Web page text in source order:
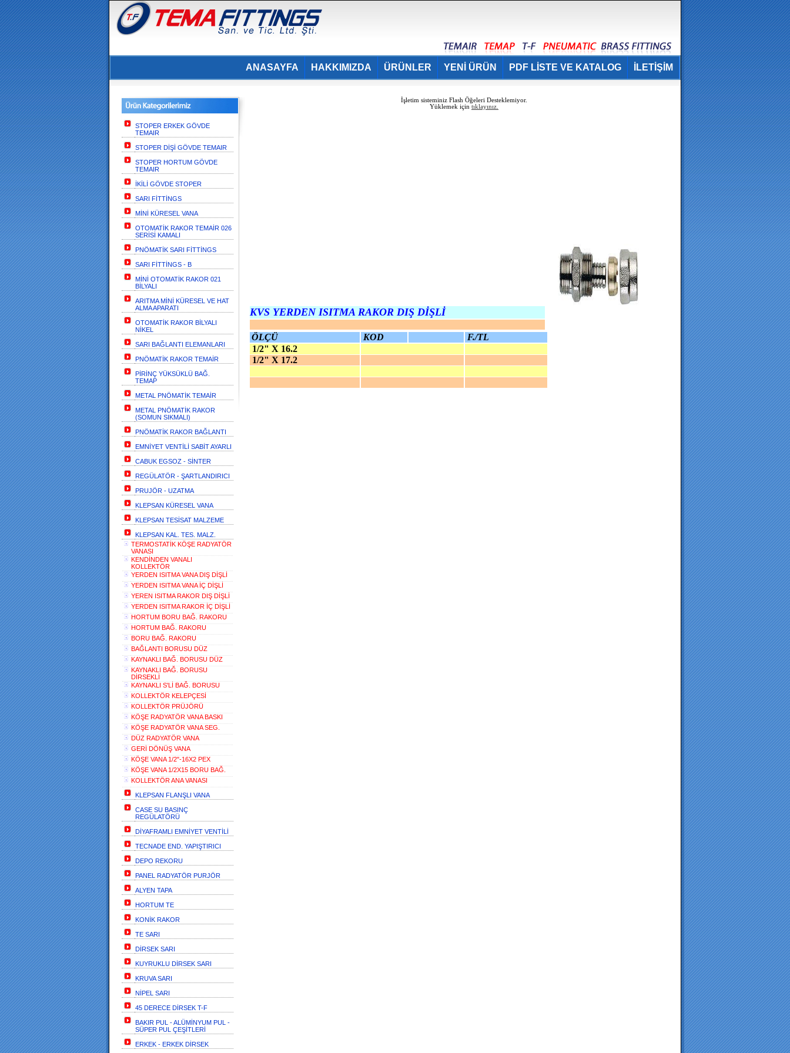
İLETİŞİM
PDF LİSTE VE KATALOG
YENİ ÜRÜN
ÜRÜNLER
HAKKIMIZDA
ANASAYFA
STOPER ERKEK GÖVDE
TEMAIR
STOPER DİŞİ GÖVDE TEMAIR
STOPER HORTUM GÖVDE
TEMAIR
İKİLİ GÖVDE STOPER
SARI FİTTİNGS
MİNİ KÜRESEL VANA
OTOMATİK RAKOR TEMAİR 026
SERİSİ KAMALI
PNÖMATİK SARI FİTTİNGS
SARI FİTTİNGS - B
MİNİ OTOMATİK RAKOR 021
BİLYALI
ARITMA MİNİ KÜRESEL VE HAT
ALMA APARATI
OTOMATİK RAKOR BİLYALI
NİKEL
SARI BAĞLANTI ELEMANLARI
PNÖMATİK RAKOR TEMAİR
PİRİNÇ YÜKSÜKLÜ BAĞ.
TEMAP
METAL PNÖMATİK TEMAİR
METAL PNÖMATİK RAKOR
(SOMUN SIKMALI)
PNÖMATİK RAKOR BAĞLANTI
EMNİYET VENTİLİ SABİT AYARLI
CABUK EGSOZ - SİNTER
REGÜLATÖR - ŞARTLANDIRICI
PRUJÖR - UZATMA
KLEPSAN KÜRESEL VANA
KLEPSAN TESİSAT MALZEME
KLEPSAN KAL. TES. MALZ.
TERMOSTATİK KÖŞE RADYATÖR
VANASI
KENDİNDEN VANALI
KOLLEKTÖR
YERDEN ISITMA VANA DIŞ DİŞLİ
YERDEN ISITMA VANA İÇ DİŞLİ
YEREN ISITMA RAKOR DIŞ DİŞLİ
YERDEN ISITMA RAKOR İÇ DİŞLİ
HORTUM BORU BAĞ. RAKORU
HORTUM BAĞ. RAKORU
BORU BAĞ. RAKORU
BAĞLANTI BORUSU DÜZ
KAYNAKLI BAĞ. BORUSU DÜZ
KAYNAKLI BAĞ. BORUSU
DİRSEKLİ
KAYNAKLI S'Lİ BAĞ. BORUSU
KOLLEKTÖR KELEPÇESİ
KOLLEKTÖR PRÜJÖRÜ
KÖŞE RADYATÖR VANA BASKI
KÖŞE RADYATÖR VANA SEG.
DÜZ RADYATÖR VANA
GERİ DÖNÜŞ VANA
KÖŞE VANA 1/2"-16X2 PEX
KÖŞE VANA 1/2X15 BORU BAĞ.
KOLLEKTÖR ANA VANASI
KLEPSAN FLANŞLI VANA
CASE SU BASINÇ
REGÜLATÖRÜ
DİYAFRAMLI EMNİYET VENTİLİ
TECNADE END. YAPIŞTIRICI
DEPO REKORU
PANEL RADYATÖR PURJÖR
ALYEN TAPA
HORTUM TE
KONİK RAKOR
TE SARI
DİRSEK SARI
KUYRUKLU DİRSEK SARI
KRUVA SARI
NİPEL SARI
45 DERECE DİRSEK T-F
BAKIR PUL - ALÜMİNYUM PUL -
SÜPER PUL ÇEŞİTLERİ
ERKEK - ERKEK DİRSEK
İşletim sisteminiz Flash Öğeleri Desteklemiyor.
Yüklemek için tıklayınız.
KVS YERDEN ISITMA RAKOR DIŞ DİŞLİ
ÖLÇÜ KOD
F./TL
1/2" X 16.2
1/2" X 17.2